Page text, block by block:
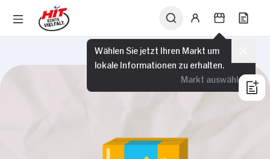
Wählen Sie jetzt Ihren Markt um
lokale Informationen zu erhalten.
Markt auswählen